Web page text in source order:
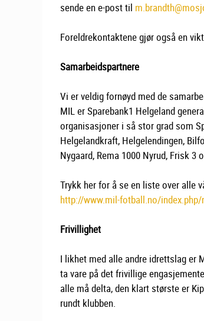
sende en e-post til
Foreldrekontaktene gjør også en
Samarbeidspartnere
Vi er veldig fornøyd med de
MIL er Sparebank1 Helgeland
organisasjoner i så stor grad som
Helgelandkraft, Helgelendingen,
Nygaard, Rema 1000 Nyrud, Frisk 3
Trykk her for å se en liste over alle
http://www.mil-fotball.no/
Frivillighet
I likhet med alle andre idrettslag er
ta vare på det frivillige
alle må delta, den klart største er
rundt klubben.